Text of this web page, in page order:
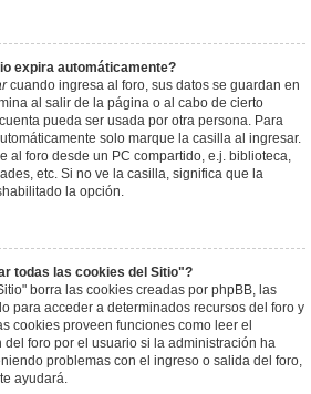
expira automáticamente?
cuando ingresa al foro, sus datos se guardan en
al salir de la página o al cabo de cierto
pueda ser usada por otra persona. Para
solo marque la casilla al ingresar.
al foro desde un PC compartido, e.j. biblioteca,
etc. Si no ve la casilla, significa que la
la opción.
todas las cookies del Sitio"?
borra las cookies creadas por phpBB, las
para acceder a determinados recursos del foro y
cookies proveen funciones como leer el
foro por el usuario si la administración ha
problemas con el ingreso o salida del foro,
ayudará.